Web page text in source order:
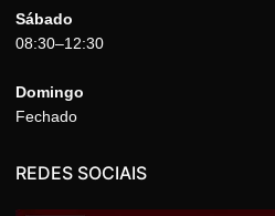
Sábado
08:30–12:30
Domingo
Fechado
REDES SOCIAIS